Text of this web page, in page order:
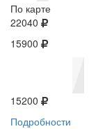
По карте
22040
15900
15200
Подробности